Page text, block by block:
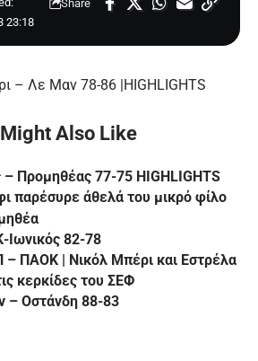
23:18
Share
– Λε Μαν 78-86 |HIGHLIGHTS
Also Like
– Προμηθέας 77-75 HIGHLIGHTS
παρέσυρε άθελά του μικρό φίλο
82-78
ΠΑΟΚ | Νικόλ Μπέρι και Εστρέλα
κερκίδες του ΣΕΦ
– Οστάνδη 88-83